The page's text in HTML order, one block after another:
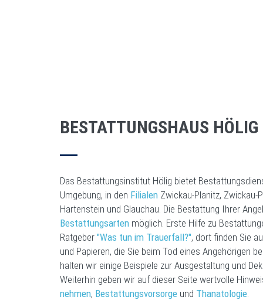
BESTATTUNGSHAUS HÖLIG
Das Bestattungsinstitut Hölig bietet
Umgebung, in den Filialen Zwickau-Planitz, Zwickau-
Hartenstein und Glauchau. Die Bestattung Ihrer
Bestattungsarten möglich. Erste Hilfe zu
Ratgeber "Was tun im Trauerfall?", dort finden Sie
und Papieren, die Sie beim Tod eines Angehörigen
halten wir einige Beispiele zur Ausgestaltung und
Weiterhin geben wir auf dieser Seite wertvolle
nehmen, Bestattungsvorsorge und Thanatologie.